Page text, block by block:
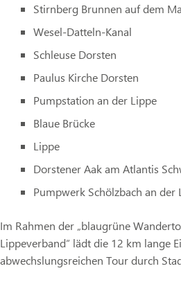
Stirnberg Brunnen auf dem
Wesel-Datteln-Kanal
Schleuse Dorsten
Paulus Kirche Dorsten
Pumpstation an der Lippe
Blaue Brücke
Lippe
Dorstener Aak am Atlantis
Pumpwerk Schölzbach an der
Im Rahmen der „blaugrüne
Lippeverband“ lädt die 12 km lange
abwechslungsreichen Tour durch